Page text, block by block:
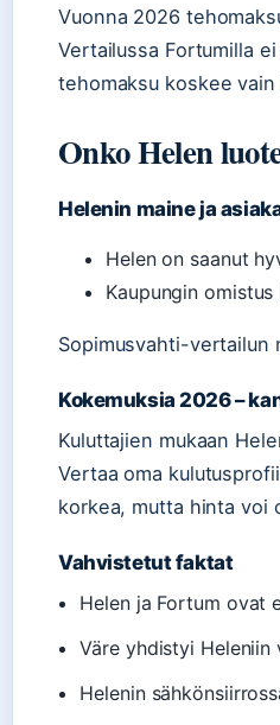
Vuonna 2026
Vertailussa Fortumilla
tehomaksu koskee
Onko Helen
Helenin maine ja
Helen on saanut
Kaupungin
Sopimusvahti-vertailun
Kokemuksia 2026 –
Kuluttajien mukaan
Vertaa oma
korkea, mutta hinta voi
Vahvistetut faktat
Helen ja Fortum ovat
Väre yhdistyi Heleniin
Helenin